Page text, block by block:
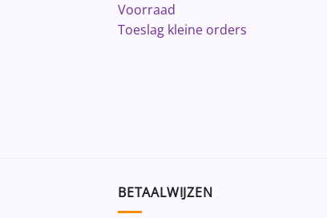
Voorraad
Toeslag kleine orders
BETAALWIJZEN